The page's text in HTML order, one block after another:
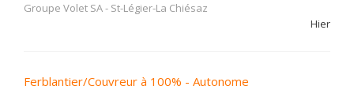
Groupe Volet SA- St-Légier-La Chiésaz
Hier
Ferblantier/Couvreur à 100% - Autonome